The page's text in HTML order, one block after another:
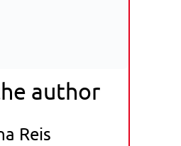
author
Reis